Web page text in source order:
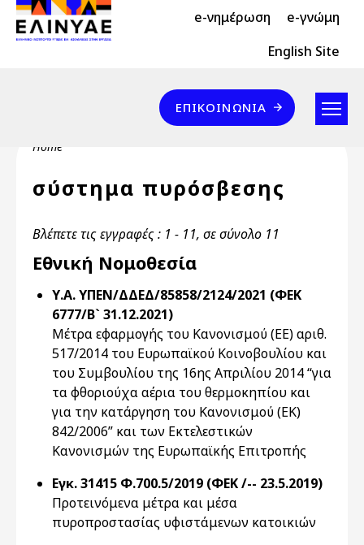
Skip to main content
Header Top 2 e-νημέρωση e-γνώμη
Header Top English Site
Επικοινωνία
ΕΠΙΚΟΙΝΩΝΊΑ
Breadcrumb
Home
σύστημα πυρόσβεσης
Βλέπετε τις εγγραφές : 1 - 11, σε σύνολο 11
Εθνική Νομοθεσία
Υ.Α. ΥΠΕΝ/ΔΔΕΔ/85858/2124/2021 (ΦΕΚ
6777/Β` 31.12.2021)
Μέτρα εφαρμογής του Κανονισμού (ΕΕ) αριθ.
517/2014 του Ευρωπαϊκού Κοινοβουλίου και
του Συμβουλίου της 16ης Απριλίου 2014 “για
τα φθοριούχα αέρια του θερμοκηπίου και
για την κατάργηση του Κανονισμού (ΕΚ)
842/2006” και των Εκτελεστικών
Κανονισμών της Ευρωπαϊκής Επιτροπής
Εγκ. 31415 Φ.700.5/2019 (ΦΕΚ /-- 23.5.2019)
Προτεινόμενα μέτρα και μέσα
πυροπροστασίας υφιστάμενων κατοικιών